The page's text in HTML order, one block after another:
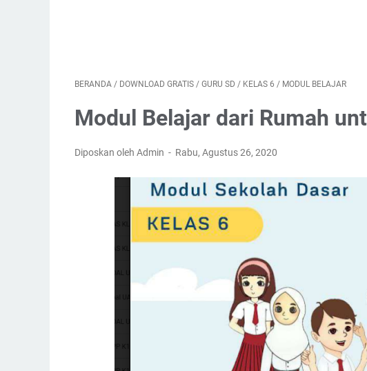
BERANDA / DOWNLOAD GRATIS / GURU SD / KELAS 6 / MODUL BELAJAR
Modul Belajar dari Rumah
Diposkan oleh Admin Rabu, Agustus 26, 2020